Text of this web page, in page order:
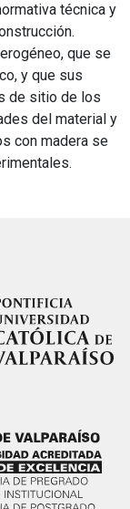
técnica y
que se
y que sus
de sitio de los
del material y
con madera se